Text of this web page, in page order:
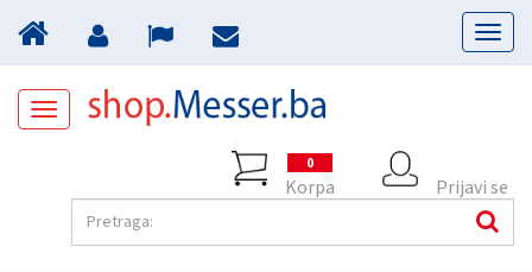
Toggle
navigation
0
Korpa Prijavi se